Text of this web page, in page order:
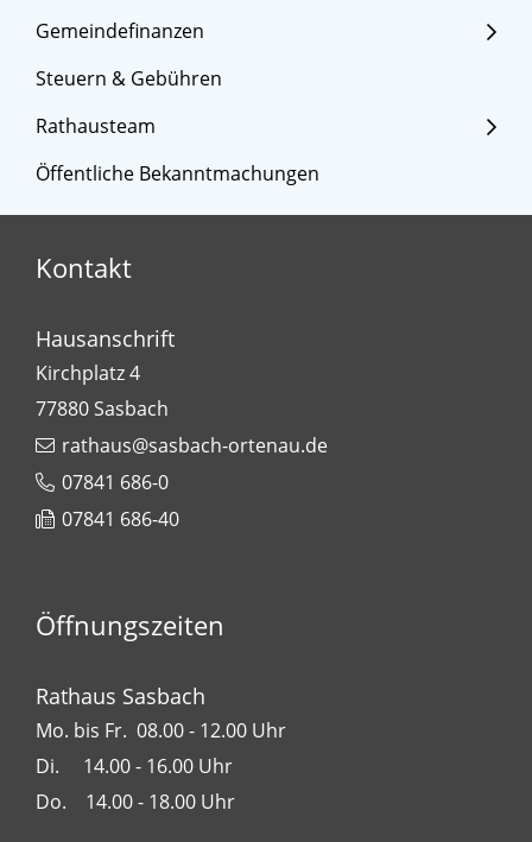
Gemeindefinanzen
Steuern & Gebühren
Rathausteam
Öffentliche Bekanntmachungen
Kontakt
Hausanschrift
Kirchplatz 4
77880Sasbach
rathaus@sasbach-ortenau.de
07841 686-0
07841 686-40
Öffnungszeiten
Rathaus Sasbach
Mo. bis Fr. 08.00 - 12.00 Uhr
Di. 14.00 - 16.00 Uhr
Do. 14.00 - 18.00 Uhr